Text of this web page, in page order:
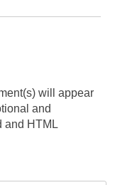
will appear
and
and HTML